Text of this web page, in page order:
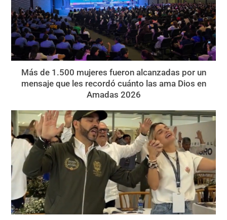
Más de 1.500 mujeres fueron alcanzadas por un
mensaje que les recordó cuánto las ama Dios en
Amadas 2026